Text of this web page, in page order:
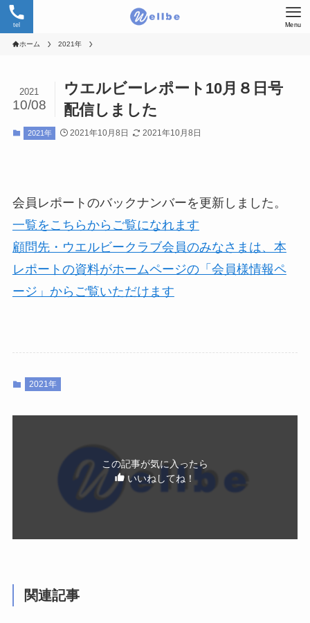
tel Menu
ホーム 2021年
ウエルビーレポート10月８日号
配信しました
2021
10/08
2021年 2021年10月8日 2021年10月8日
会員レポートのバックナンバーを更新しました。
一覧をこちらからご覧になれます
顧問先・ウエルビークラブ会員のみなさまは、本
レポートの資料がホームページの「会員様情報ペ
ージ」からご覧いただけます
2021年
この記事が気に入ったら
いいねしてね！
関連記事